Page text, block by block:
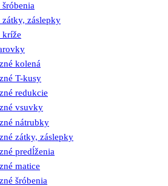
zátky, záslepky
kríže
kolená
T-kusy
redukcie
vsuvky
nátrubky
zátky, záslepky
predĺženia
matice
šróbenia